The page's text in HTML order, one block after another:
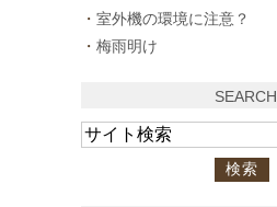
室外機の環境に注意？
梅雨明け
SEARCH